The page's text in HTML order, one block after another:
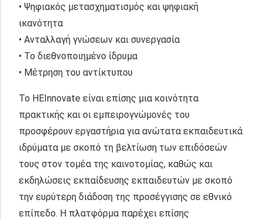
• Ψηφιακός μετασχηματισμός και ψηφιακή
ικανότητα
• Ανταλλαγή γνώσεων και συνεργασία
• Το διεθνοποιημένο ίδρυμα
• Μέτρηση του αντίκτυπου
Το HEInnovate είναι επίσης μια κοινότητα
πρακτικής και οι εμπειρογνώμονές του
προσφέρουν εργαστήρια για ανώτατα εκπαιδευτικά
ιδρύματα με σκοπό τη βελτίωση των επιδόσεών
τους στον τομέα της καινοτομίας, καθώς και
εκδηλώσεις εκπαίδευσης εκπαιδευτών με σκοπό
την ευρύτερη διάδοση της προσέγγισης σε εθνικό
επίπεδο. Η πλατφόρμα παρέχει επίσης